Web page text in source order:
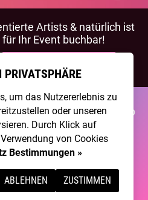
Artists & natürlich ist
für Ihr Event buchbar!
UnsKontaktMembership
Datenschutz
von 300 Design
CMSand grüner IT
PRIVATSPHÄRE
um das Nutzererlebnis zu
oder unseren
Durch Klick auf
von Cookies
Bestimmungen »
ABLEHNEN ZUSTIMMEN